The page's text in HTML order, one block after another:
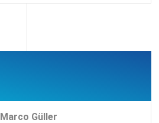
Marco Güller